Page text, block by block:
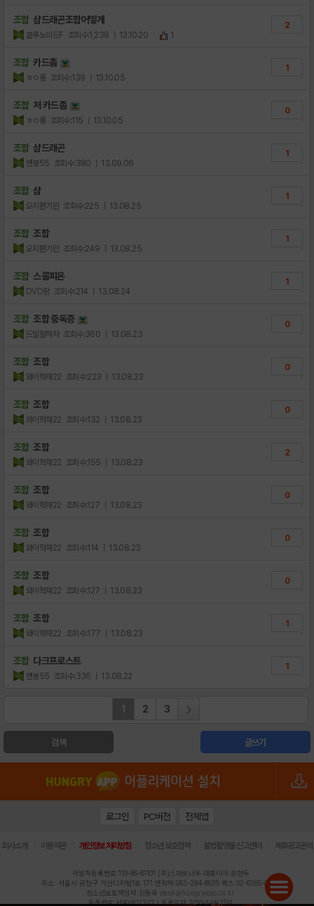
조합 샴드래곤조합어떻게
블루노이드F 조회수:1,238 | 13.10.20 1
2
조합 카드좀
ㅎㅇ롱 조회수:139 | 13.10.05
1
조합 저 카드좀
ㅎㅇ롱 조회수:115 | 13.10.05
0
조합 샴드래곤
멘붕55 조회수:380 | 13.09.06
1
조합 샴
오지환기린 조회수:225 | 13.08.25
1
조합 조합
오지환기린 조회수:249 | 13.08.25
1
조합 스콜피온
DVD랑 조회수:214 | 13.08.24
1
조합 조합 중독증
드빌잘하자 조회수:360 | 13.08.23
0
조합 조합
와이혁재22 조회수:223 | 13.08.23
0
조합 조합
와이혁재22 조회수:132 | 13.08.23
0
조합 조합
와이혁재22 조회수:155 | 13.08.23
2
조합 조합
와이혁재22 조회수:127 | 13.08.23
0
조합 조합
와이혁재22 조회수:114 | 13.08.23
0
조합 조합
와이혁재22 조회수:127 | 13.08.23
0
조합 조합
와이혁재22 조회수:177 | 13.08.23
1
조합 다크프로스트
멘붕55 조회수:336 | 13.08.22
1
1 2 3
검색 글쓰기
로그인 PC버전 전체앱
회사소개 이용약관 개인정보 처리방침 청소년 보호정책 불법촬영물 신고센터 제휴광고문의
사업자등록번호:119-86-61101 (주)스마트나우 대표이사:송현두
주소: 서울시 금천구 가산디지털1로 171 연락처:063-284-8635 팩스:02-6265-0377
청소년보호책임자:김동욱 desk@hungryapp.co.kr
등록번호:서울아02322 | 등록일자:2016년4월25일